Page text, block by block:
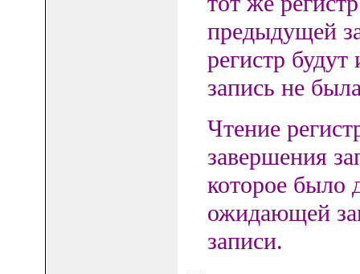
предыдущей
регистр
запись не
Чтение
завершения
которое было
ожидающей
записи.